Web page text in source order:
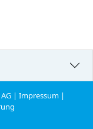
AG |Impressum |